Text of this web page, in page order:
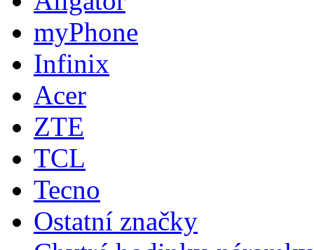
myPhone
Infinix
Acer
ZTE
TCL
Tecno
Ostatní značky